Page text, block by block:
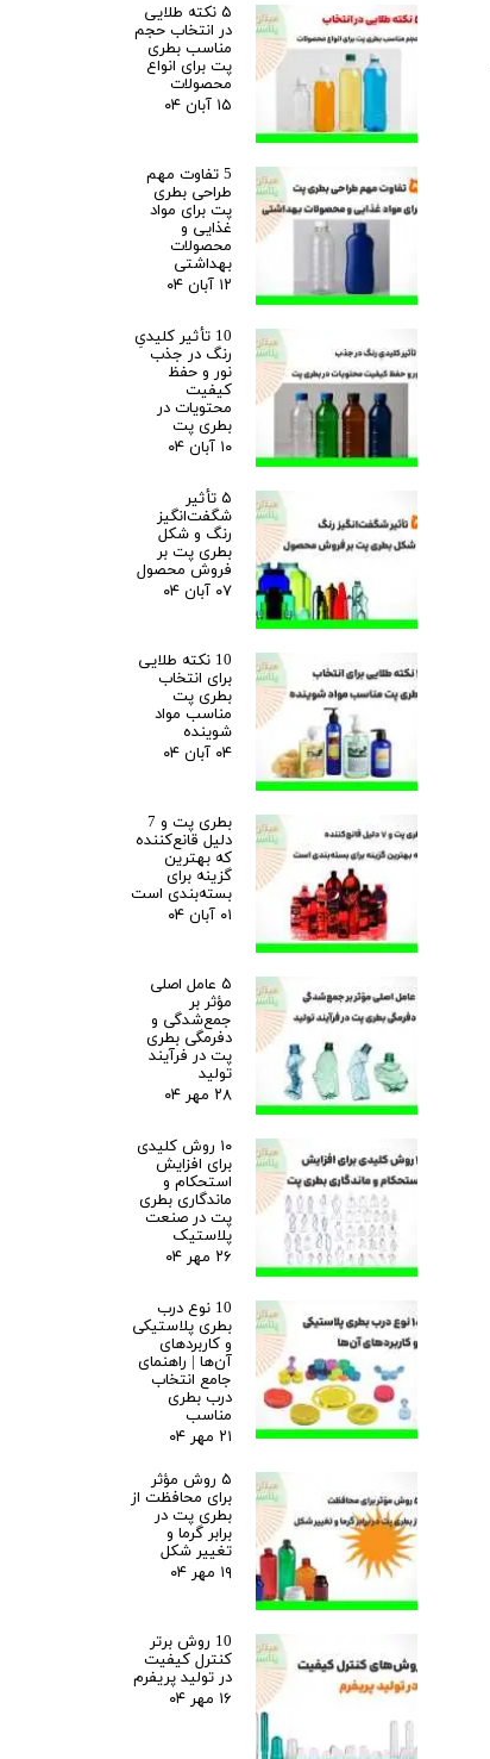
۵ نکته طلایی
در انتخاب حجم
مناسب بطری
پت برای انواع
محصولات
۱۵ آبان ۰۴
5 تفاوت مهم
طراحی بطری
پت برای مواد
غذایی و
محصولات
بهداشتی
۱۲ آبان ۰۴
10 تأثیر کلیدیِ
رنگ در جذب
نور و حفظ
کیفیت
محتویات در
بطری پت
۱۰ آبان ۰۴
۵ تأثیر
شگفت‌انگیز
رنگ و شکل
بطری پت بر
فروش محصول
۰۷ آبان ۰۴
10 نکته طلایی
برای انتخاب
بطری پت
مناسب مواد
شوینده
۰۴ آبان ۰۴
بطری پت و 7
دلیل قانع‌کننده
که بهترین
گزینه برای
بسته‌بندی است
۰۱ آبان ۰۴
۵ عامل اصلی
مؤثر بر
جمع‌شدگی و
دفرمگی بطری
پت در فرآیند
تولید
۲۸ مهر ۰۴
۱۰ روش کلیدی
برای افزایش
استحکام و
ماندگاری بطری
پت در صنعت
پلاستیک
۲۶ مهر ۰۴
10 نوع درب
بطری پلاستیکی
و کاربردهای
آن‌ها | راهنمای
جامع انتخاب
درب بطری
مناسب
۲۱ مهر ۰۴
۵ روش مؤثر
برای محافظت از
بطری پت در
برابر گرما و
تغییر شکل
۱۹ مهر ۰۴
10 روش برتر
کنترل کیفیت
در تولید پریفرم
۱۶ مهر ۰۴